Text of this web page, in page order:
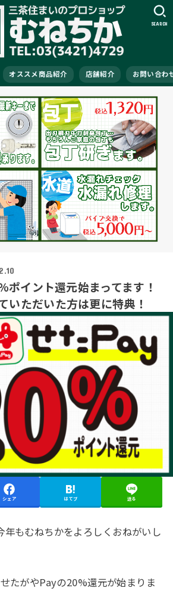
オススメ商品紹介 店舗紹介 お問い合わ
SEARCH
イント還元始まってます！
いただいた方は更に特典！
シェア はてブ 送る
年もむねちかをよろしくおねがいし
たがやPayの20%還元が始まりま